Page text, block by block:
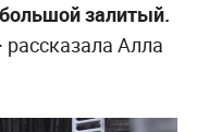
залитый.
рассказала Алла